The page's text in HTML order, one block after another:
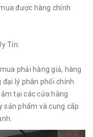
được hàng chính
Tín:
phải hàng giả, hàng
lý phân phối chính
tại các cửa hàng
sản phẩm và cung cấp